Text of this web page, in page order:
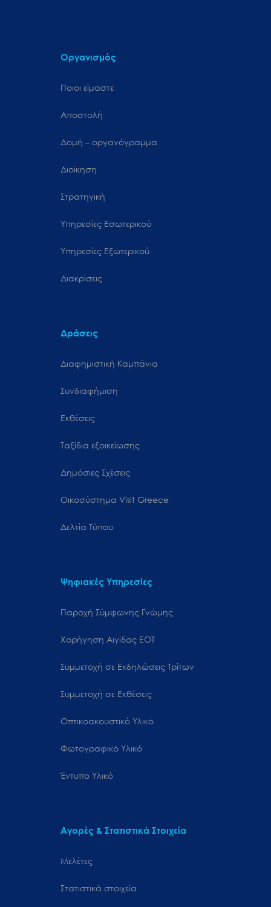
Οργανισμός
Ποιοι είμαστε
Αποστολή
Δομή – οργανόγραμμα
Διοίκηση
Στρατηγική
Υπηρεσίες Εσωτερικού
Υπηρεσίες Εξωτερικού
Διακρίσεις
Δράσεις
Διαφημιστική Καμπάνια
Συνδιαφήμιση
Εκθέσεις
Ταξίδια εξοικείωσης
Δημόσιες Σχέσεις
Oικοσύστημα Visit Greece
Δελτία Τύπου
Ψηφιακές Υπηρεσίες
Παροχή Σύμφωνης Γνώμης
Χορήγηση Αιγίδας ΕΟΤ
Συμμετοχή σε Εκδηλώσεις Τρίτων
Συμμετοχή σε Εκθέσεις
Οπτικοακουστικό Υλικό
Φωτογραφικό Υλικό
Έντυπο Υλικό
Αγορές & Στατιστικά Στοιχεία
Μελέτες
Στατιστικά στοιχεία